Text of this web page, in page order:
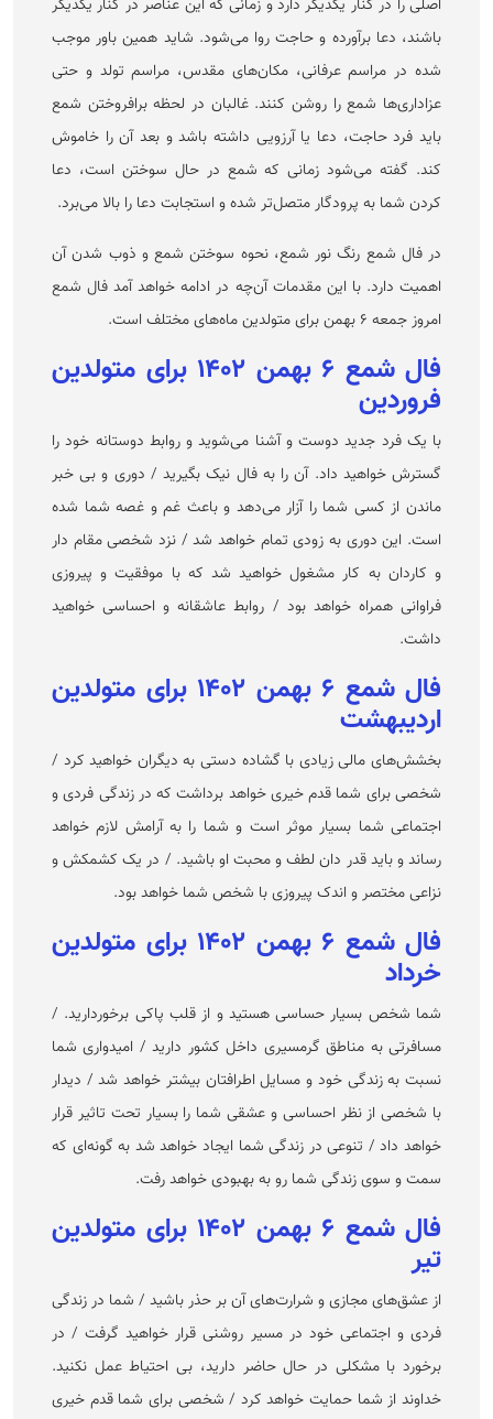
اصلی را در کنار یکدیگر دارد و زمانی که این عناصر در کنار یکدیگر
باشند، دعا برآورده و حاجت روا می‌شود. شاید همین باور موجب
شده در مراسم عرفانی، مکان‌های مقدس، مراسم تولد و حتی
عزاداری‌ها شمع را روشن کنند. غالبان در لحظه برافروختن شمع
باید فرد حاجت، دعا یا آرزویی داشته باشد و بعد آن را خاموش
کند. گفته می‌شود زمانی که شمع در حال سوختن است، دعا
کردن شما به پرودگار متصل‌تر شده و استجابت دعا را بالا می‌برد.
در فال شمع رنگ نور شمع، نحوه سوختن شمع و ذوب شدن آن
اهمیت دارد. با این مقدمات آن‌چه در ادامه خواهد آمد فال شمع
امروز جمعه ۶ بهمن برای متولدین ماه‌های مختلف است.
فال شمع ۶ بهمن ۱۴۰۲ برای متولدین
فروردین
با یک فرد جدید دوست و آشنا می‌شوید و روابط دوستانه خود را
گسترش خواهید داد. آن را به فال نیک بگیرید / دوری و بی خبر
ماندن از کسی شما را آزار می‌دهد و باعث غم و غصه شما شده
است. این دوری به زودی تمام خواهد شد / نزد شخصی مقام دار
و کاردان به کار مشغول خواهید شد که با موفقیت و پیروزی
فراوانی همراه خواهد بود / روابط عاشقانه و احساسی خواهید
داشت.
فال شمع ۶ بهمن ۱۴۰۲ برای متولدین
اردیبهشت
بخشش‌های مالی زیادی با گشاده دستی به دیگران خواهید کرد /
شخصی برای شما قدم خیری خواهد برداشت که در زندگی فردی و
اجتماعی شما بسیار موثر است و شما را به آرامش لازم خواهد
رساند و باید قدر دان لطف و محبت او باشید. / در یک کشمکش و
نزاعی مختصر و اندک پیروزی با شخص شما خواهد بود.
فال شمع ۶ بهمن ۱۴۰۲ برای متولدین
خرداد
شما شخص بسیار حساسی هستید و از قلب پاکی برخوردارید. /
مسافرتی به مناطق گرمسیری داخل کشور دارید / امیدواری شما
نسبت به زندگی خود و مسایل اطرافتان بیشتر خواهد شد / دیدار
با شخصی از نظر احساسی و عشقی شما را بسیار تحت تاثیر قرار
خواهد داد / تنوعی در زندگی شما ایجاد خواهد شد به گونه‌ای که
سمت و سوی زندگی شما رو به بهبودی خواهد رفت.
فال شمع ۶ بهمن ۱۴۰۲ برای متولدین
تیر
از عشق‌های مجازی و شرارت‌های آن بر حذر باشید / شما در زندگی
فردی و اجتماعی خود در مسیر روشنی قرار خواهید گرفت / در
برخورد با مشکلی در حال حاضر دارید، بی احتیاط عمل نکنید.
خداوند از شما حمایت خواهد کرد / شخصی برای شما قدم خیری